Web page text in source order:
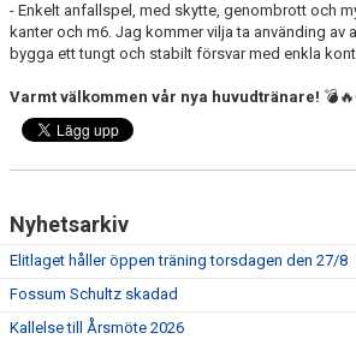
- Enkelt anfallspel, med skytte, genombrott och
kanter och m6. Jag kommer vilja ta använding av
bygga ett tungt och stabilt försvar med enkla
Varmt välkommen vår nya huvudtränare!
Nyhetsarkiv
Elitlaget håller öppen träning torsdagen den 27/8
Fossum Schultz skadad
Kallelse till Årsmöte 2026